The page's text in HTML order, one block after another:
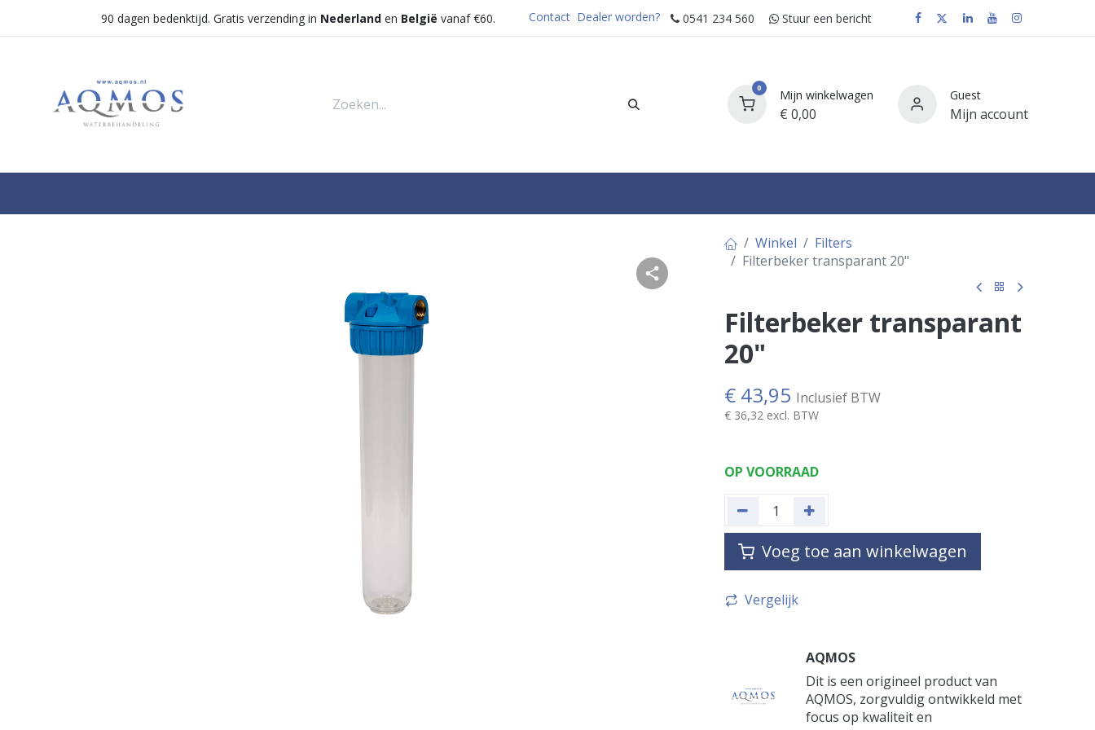
90 dagen bedenktijd. Gratis verzending in Nederlanden België vanaf €60. Contact Dealer worden? 0541 234 560 Stuur e​​​​en bericht
0 Mijn winkelwagen
€ 0,00
Guest
Mijn account
Winkel
Filters
Filterbeker transparant 20"
Filterbeker transparant
20"
€ 43,95 Inclusief BTW
€ 36,32 excl. BTW
OP VOORRAAD
Voeg toe aan winkelwagen
Vergelijk
AQMOS
Dit is een origineel product van
AQMOS, zorgvuldig ontwikkeld met
focus op kwaliteit en